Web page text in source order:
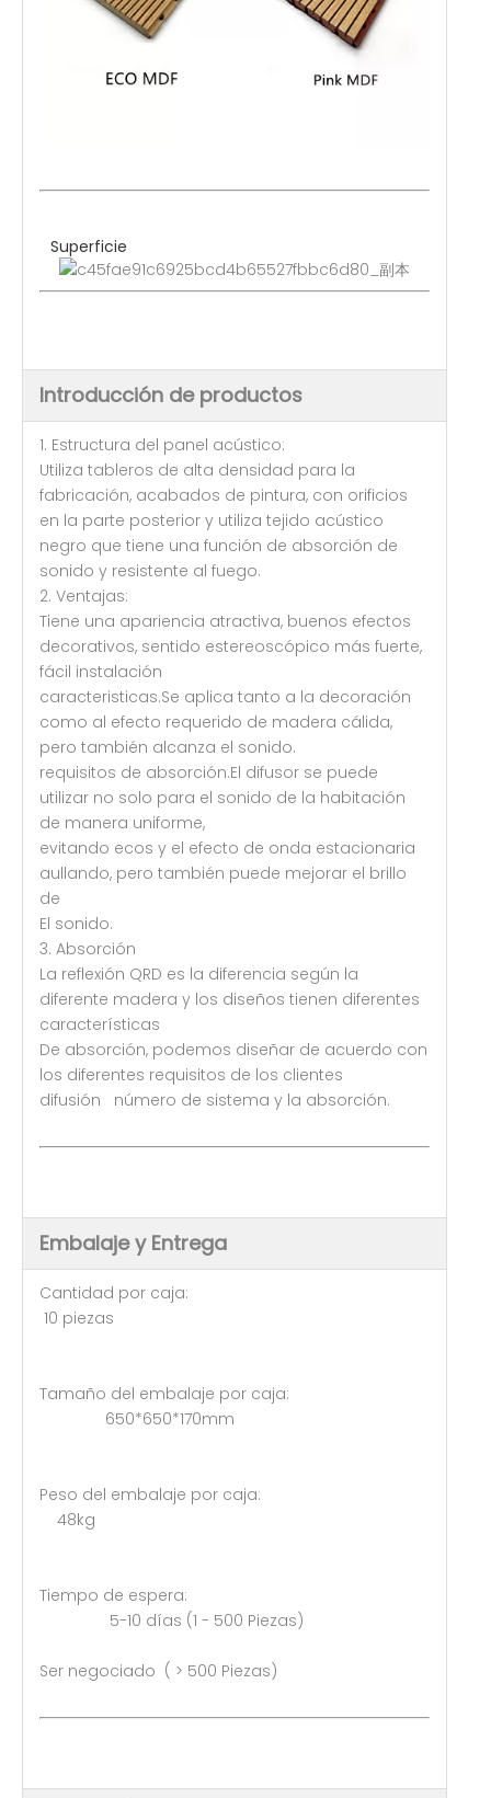
Superficie
Introducción de productos
1. Estructura del panel acústico:
Utiliza tableros de alta densidad para la
fabricación, acabados de pintura, con orificios
en la parte posterior y utiliza tejido acústico
negro que tiene una función de absorción de
sonido y resistente al fuego.
2. Ventajas:
Tiene una apariencia atractiva, buenos efectos
decorativos, sentido estereoscópico más fuerte,
fácil instalación
caracteristicas.Se aplica tanto a la decoración
como al efecto requerido de madera cálida,
pero también alcanza el sonido.
requisitos de absorción.El difusor se puede
utilizar no solo para el sonido de la habitación
de manera uniforme,
evitando ecos y el efecto de onda estacionaria
aullando, pero también puede mejorar el brillo
de
El sonido.
3. Absorción
La reflexión QRD es la diferencia según la
diferente madera y los diseños tienen diferentes
características
De absorción, podemos diseñar de acuerdo con
los diferentes requisitos de los clientes
difusión número de sistema y la absorción.
Embalaje y Entrega
Cantidad por caja:
10 piezas
Tamaño del embalaje por caja:
650*650*170mm
Peso del embalaje por caja:
48kg
Tiempo de espera:
5-10 días (1 - 500 Piezas)
Ser negociado ( > 500 Piezas)